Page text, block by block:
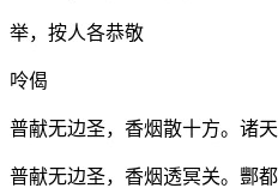
举，按人各恭敬
呤偈
普献无边圣，香烟散十方。诸
普献无边圣，香烟透冥关。酆